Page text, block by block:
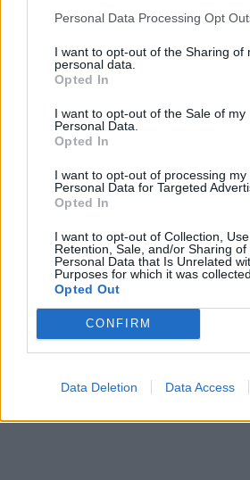
Personal Data Processing Opt
I want to opt-out of the Sharing of
personal data.
Opted In
I want to opt-out of the Sale of my
Personal Data.
Opted In
I want to opt-out of processing my
Personal Data for Targeted
Opted In
I want to opt-out of Collection, Use,
Retention, Sale, and/or Sharing of
Personal Data that Is Unrelated
Purposes for which it was collected.
Opted Out
CONFIRM
Data Deletion Data Access